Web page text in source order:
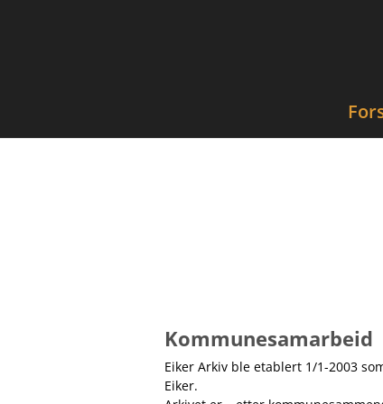
Kommunesamarbeid
Eiker Arkiv ble etablert 1/1-2003
Eiker.